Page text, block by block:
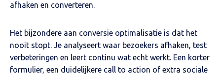
afhaken en converteren.
Het bijzondere aan conversie optimalisatie is dat het
nooit stopt. Je analyseert waar bezoekers afhaken, test
verbeteringen en leert continu wat echt werkt. Een korter
formulier, een duidelijkere call to action of extra sociale